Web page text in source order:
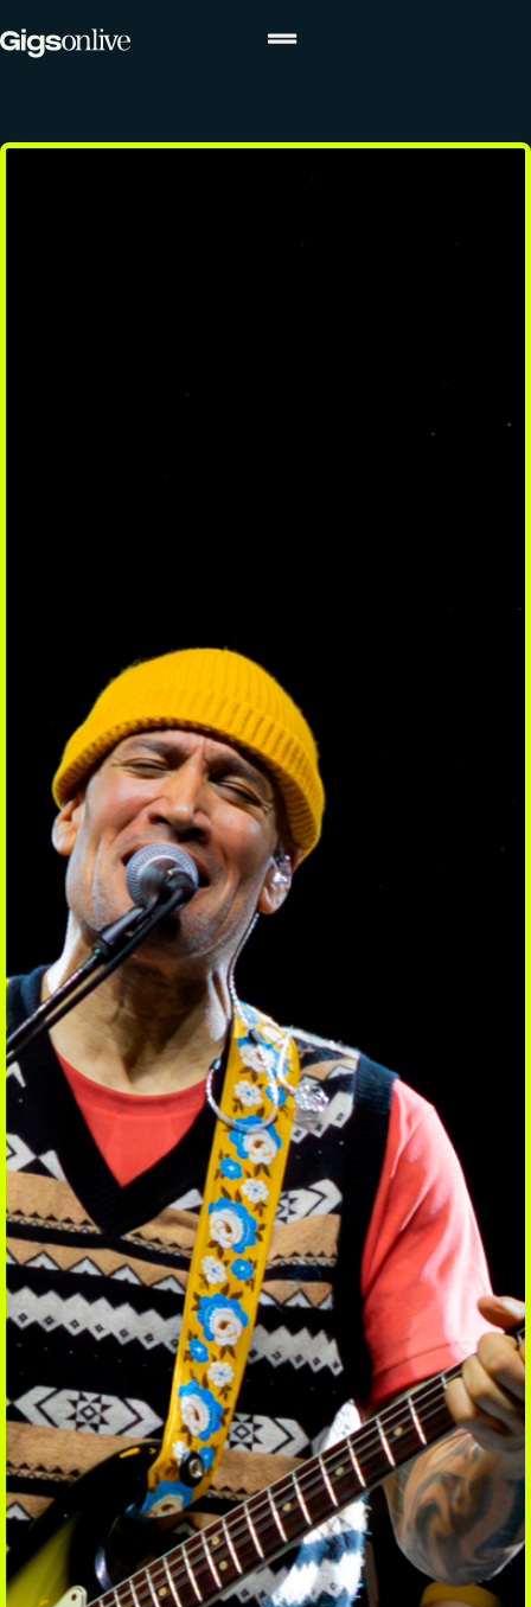
ACTUALITÉS
REGARDER
Sessions Reports Interviews
ÉCOUTER
Coup de coeur Playlist Mixtape